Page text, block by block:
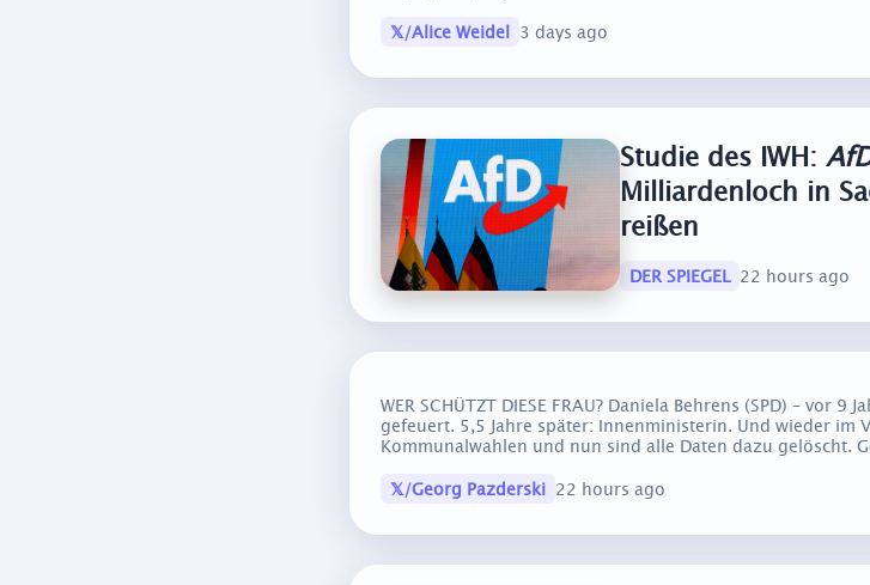
𝕏/Alice Weidel 3 days ago
Studie des IWH:
Milliardenloch in
reißen
DER SPIEGEL 22 hours ago
WER SCHÜTZT DIESE FRAU? Daniela Behrens (SPD) – vor
gefeuert. 5,5 Jahre später: Innenministerin. Und wieder im
Kommunalwahlen und nun sind alle Daten dazu gelöscht.
𝕏/Georg Pazderski 22 hours ago